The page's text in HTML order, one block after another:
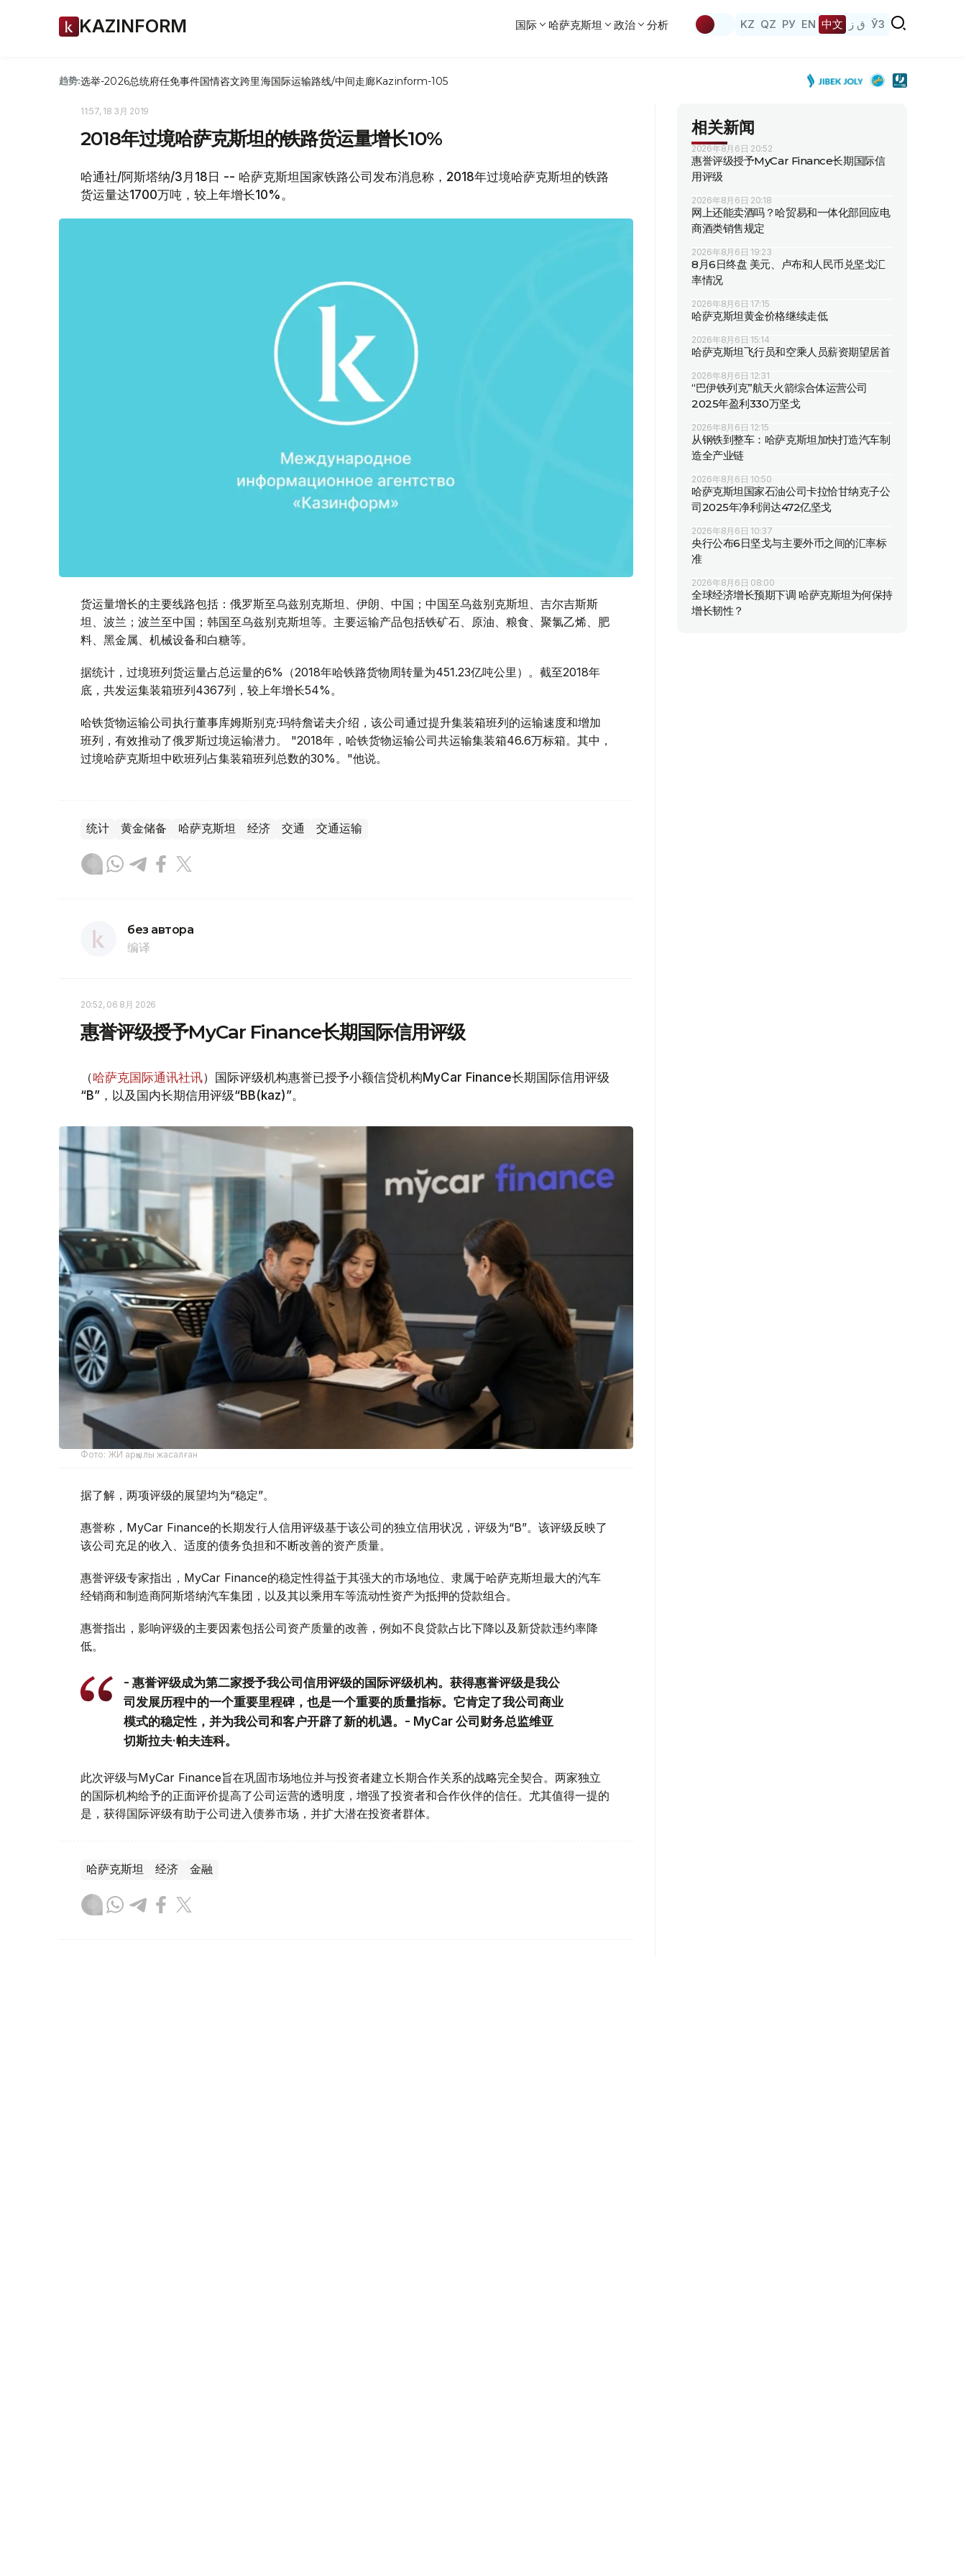
KAZINFORM 国际 哈萨克斯坦 政治 分析 KZ QZ РУ EN 中文 ق ز ЎЗ
趋势:选举-2026总统府任免事件国情咨文跨里海国际运输路线/中间走廊Kazinform-105
11:57, 18 3月 2019
2018年过境哈萨克斯坦的铁路货运量增长10%
哈通社/阿斯塔纳/3月18日 -- 哈萨克斯坦国家铁路公司发布消息称，2018年过境哈萨克斯坦的铁路
货运量达1700万吨，较上年增长10%。
货运量增长的主要线路包括：俄罗斯至乌兹别克斯坦、伊朗、中国；中国至乌兹别克斯坦、吉尔吉斯斯
坦、波兰；波兰至中国；韩国至乌兹别克斯坦等。主要运输产品包括铁矿石、原油、粮食、聚氯乙烯、肥
料、黑金属、机械设备和白糖等。
据统计，过境班列货运量占总运量的6%（2018年哈铁路货物周转量为451.23亿吨公里）。截至2018年
底，共发运集装箱班列4367列，较上年增长54%。
哈铁货物运输公司执行董事库姆斯别克·玛特詹诺夫介绍，该公司通过提升集装箱班列的运输速度和增加
班列，有效推动了俄罗斯过境运输潜力。 "2018年，哈铁货物运输公司共运输集装箱46.6万标箱。其中，
过境哈萨克斯坦中欧班列占集装箱班列总数的30%。"他说。
统计 黄金储备 哈萨克斯坦 经济 交通 交通运输
без автора
编译
20:52, 06 8月 2026
惠誉评级授予MyCar Finance长期国际信用评级
（哈萨克国际通讯社讯）国际评级机构惠誉已授予小额信贷机构MyCar Finance长期国际信用评级
“B”，以及国内长期信用评级“BB(kaz)”。
Фото: ЖИ арқылы жасалған
据了解，两项评级的展望均为“稳定”。
惠誉称，MyCar Finance的长期发行人信用评级基于该公司的独立信用状况，评级为“B”。该评级反映了
该公司充足的收入、适度的债务负担和不断改善的资产质量。
惠誉评级专家指出，MyCar Finance的稳定性得益于其强大的市场地位、隶属于哈萨克斯坦最大的汽车
经销商和制造商阿斯塔纳汽车集团，以及其以乘用车等流动性资产为抵押的贷款组合。
惠誉指出，影响评级的主要因素包括公司资产质量的改善，例如不良贷款占比下降以及新贷款违约率降
低。
- 惠誉评级成为第二家授予我公司信用评级的国际评级机构。获得惠誉评级是我公
司发展历程中的一个重要里程碑，也是一个重要的质量指标。它肯定了我公司商业
模式的稳定性，并为我公司和客户开辟了新的机遇。- MyCar 公司财务总监维亚
切斯拉夫·帕夫连科。
此次评级与MyCar Finance旨在巩固市场地位并与投资者建立长期合作关系的战略完全契合。两家独立
的国际机构给予的正面评价提高了公司运营的透明度，增强了投资者和合作伙伴的信任。尤其值得一提的
是，获得国际评级有助于公司进入债券市场，并扩大潜在投资者群体。
哈萨克斯坦 经济 金融
相关新闻
2026年8月6日 20:52
惠誉评级授予MyCar Finance长期国际信
用评级
2026年8月6日 20:18
网上还能卖酒吗？哈贸易和一体化部回应电
商酒类销售规定
2026年8月6日 19:23
8月6日终盘 美元、卢布和人民币兑坚戈汇
率情况
2026年8月6日 17:15
哈萨克斯坦黄金价格继续走低
2026年8月6日 15:14
哈萨克斯坦飞行员和空乘人员薪资期望居首
2026年8月6日 12:31
“巴伊铁列克”航天火箭综合体运营公司
2025年盈利330万坚戈
2026年8月6日 12:15
从钢铁到整车：哈萨克斯坦加快打造汽车制
造全产业链
2026年8月6日 10:50
哈萨克斯坦国家石油公司卡拉恰甘纳克子公
司2025年净利润达472亿坚戈
2026年8月6日 10:37
央行公布6日坚戈与主要外币之间的汇率标
准
2026年8月6日 08:00
全球经济增长预期下调 哈萨克斯坦为何保持
增长韧性？